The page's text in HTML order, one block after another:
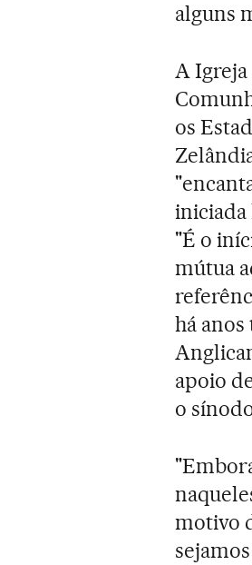
alguns
A Igreja
os
iniciada
"É o
mútua
há
apoio
o
motivo